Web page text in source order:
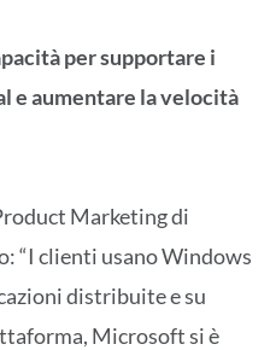
per supportare i
e aumentare la velocità
Marketing di
“I clienti usano Windows
distribuite e su
Microsoft si è